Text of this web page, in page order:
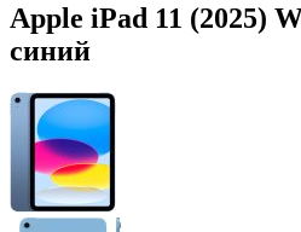
Apple iPad 11 (2025)
синий